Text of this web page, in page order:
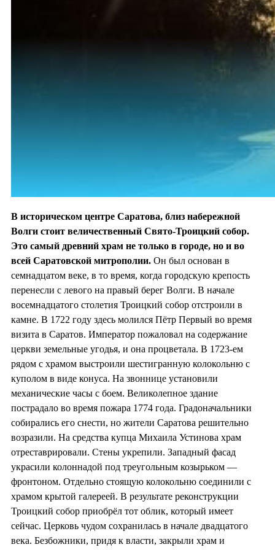
В историческом центре Саратова, близ набережной
Волги стоит величественный Свято-Троицкий собор.
Это самый древний храм не только в городе, но и во
всей Саратовской митрополии. Он был основан в
семнадцатом веке, в то время, когда городскую крепость
перенесли с левого на правый берег Волги. В начале
восемнадцатого столетия Троицкий собор отстроили в
камне. В 1722 году здесь молился Пётр Первый во время
визита в Саратов. Император пожаловал на содержание
церкви земельные угодья, и она процветала. В 1723-ем
рядом с храмом выстроили шестигранную колокольню с
куполом в виде конуса. На звоннице установили
механические часы с боем. Великолепное здание
пострадало во время пожара 1774 года. Градоначальники
собирались его снести, но жители Саратова решительно
возразили. На средства купца Михаила Устинова храм
отреставрировали. Стены укрепили. Западный фасад
украсили колоннадой под треугольным козырьком —
фронтоном. Отдельно стоящую колокольню соединили с
храмом крытой галереей. В результате реконструкции
Троицкий собор приобрёл тот облик, который имеет
сейчас. Церковь чудом сохранилась в начале двадцатого
века. Безбожники, придя к власти, закрыли храм и